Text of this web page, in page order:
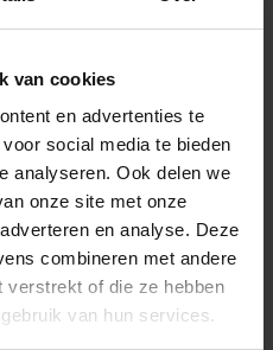
van cookies
en advertenties te
social media te bieden
analyseren. Ook delen we
onze site met onze
en analyse. Deze
combineren met andere
verstrekt of die ze hebben
van hun services.
van "Afvalbakken".
gebruiken, u kunt hem
het schrijven van een review